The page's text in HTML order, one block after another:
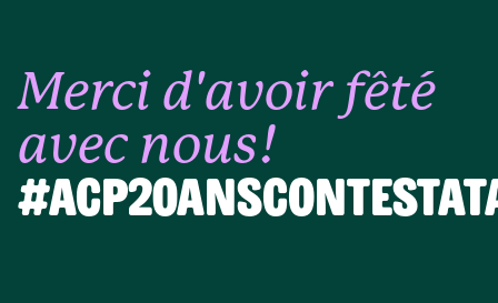
Merci d'avoir fêté
avec nous!